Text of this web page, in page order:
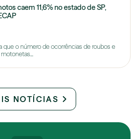
caem 11,6% no estado de SP,
que o número de ocorrências de roubos e
NOTÍCIAS